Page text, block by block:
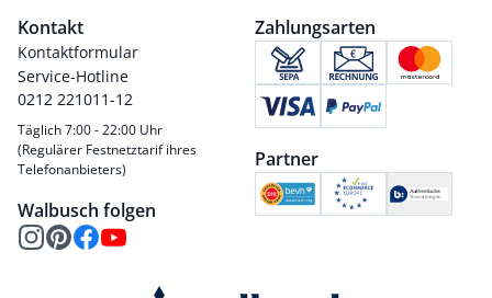
Kontakt
Kontaktformular
Service-Hotline
0212 221011-12
Täglich 7:00 - 22:00 Uhr
(Regulärer Festnetztarif ihres
Telefonanbieters)
Walbusch folgen
Zahlungsarten
Partner